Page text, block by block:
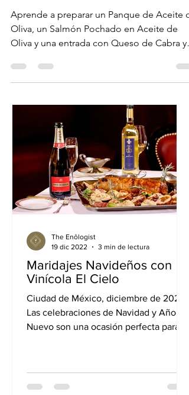
Descubre el Maule
Aprende a preparar un Panque de Aceite
Oliva, un Salmón Pochado en Aceite de
Oliva y una entrada con Queso de Cabra y
Maridajes Navideños con
Vinícola El Cielo
Ciudad de México, diciembre de 2022.-
Las celebraciones de Navidad y Año
19 dic 2022
3 min de lectura